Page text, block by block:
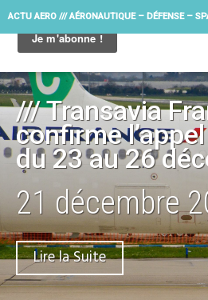
ACTU AERO /// AÉRONAUTIQUE – DÉFENSE –
/// Transavia
confirme
du 23 au 26
21 décembre
Lire la Suite